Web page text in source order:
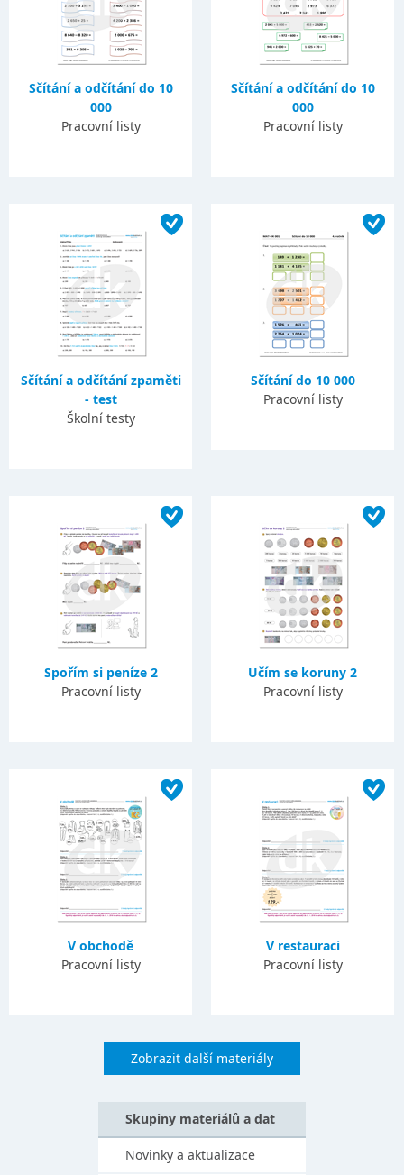
Sčítání a odčítání do 10
000
Pracovní listy
Sčítání a odčítání do 10
000
Pracovní listy
Sčítání a odčítání zpaměti
- test
Školní testy
Sčítání do 10 000
Pracovní listy
Spořím si peníze 2
Pracovní listy
Učím se koruny 2
Pracovní listy
V obchodě
Pracovní listy
V restauraci
Pracovní listy
Zobrazit další materiály
Skupiny materiálů a dat
Novinky a aktualizace